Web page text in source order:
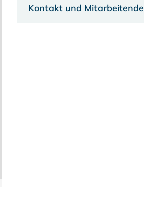
Kontakt und Mitarbeitende